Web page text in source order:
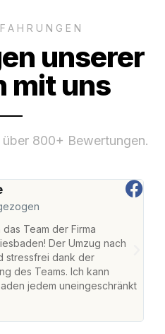
unserer
mit uns
über 800+ Bewertungen.
Team der Firma
Der Umzug nach
stressfrei dank der
des Teams. Ich kann
jedem uneingeschränkt